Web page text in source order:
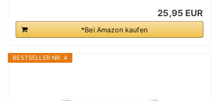
25,95 EUR
*Bei Amazon kaufen
BESTSELLER NR. 4